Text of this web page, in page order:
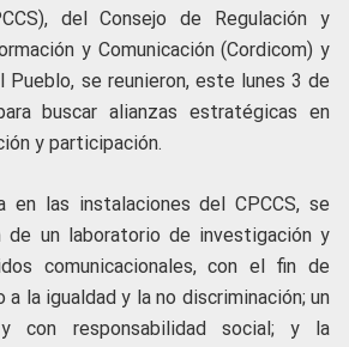
del Consejo de Regulación y
y Comunicación (Cordicom) y
Pueblo, se reunieron, este lunes 3 de
buscar alianzas estratégicas en
y participación.
en las instalaciones del CPCCS, se
de un laboratorio de investigación y
comunicacionales, con el fin de
a la igualdad y la no discriminación; un
con responsabilidad social; y la